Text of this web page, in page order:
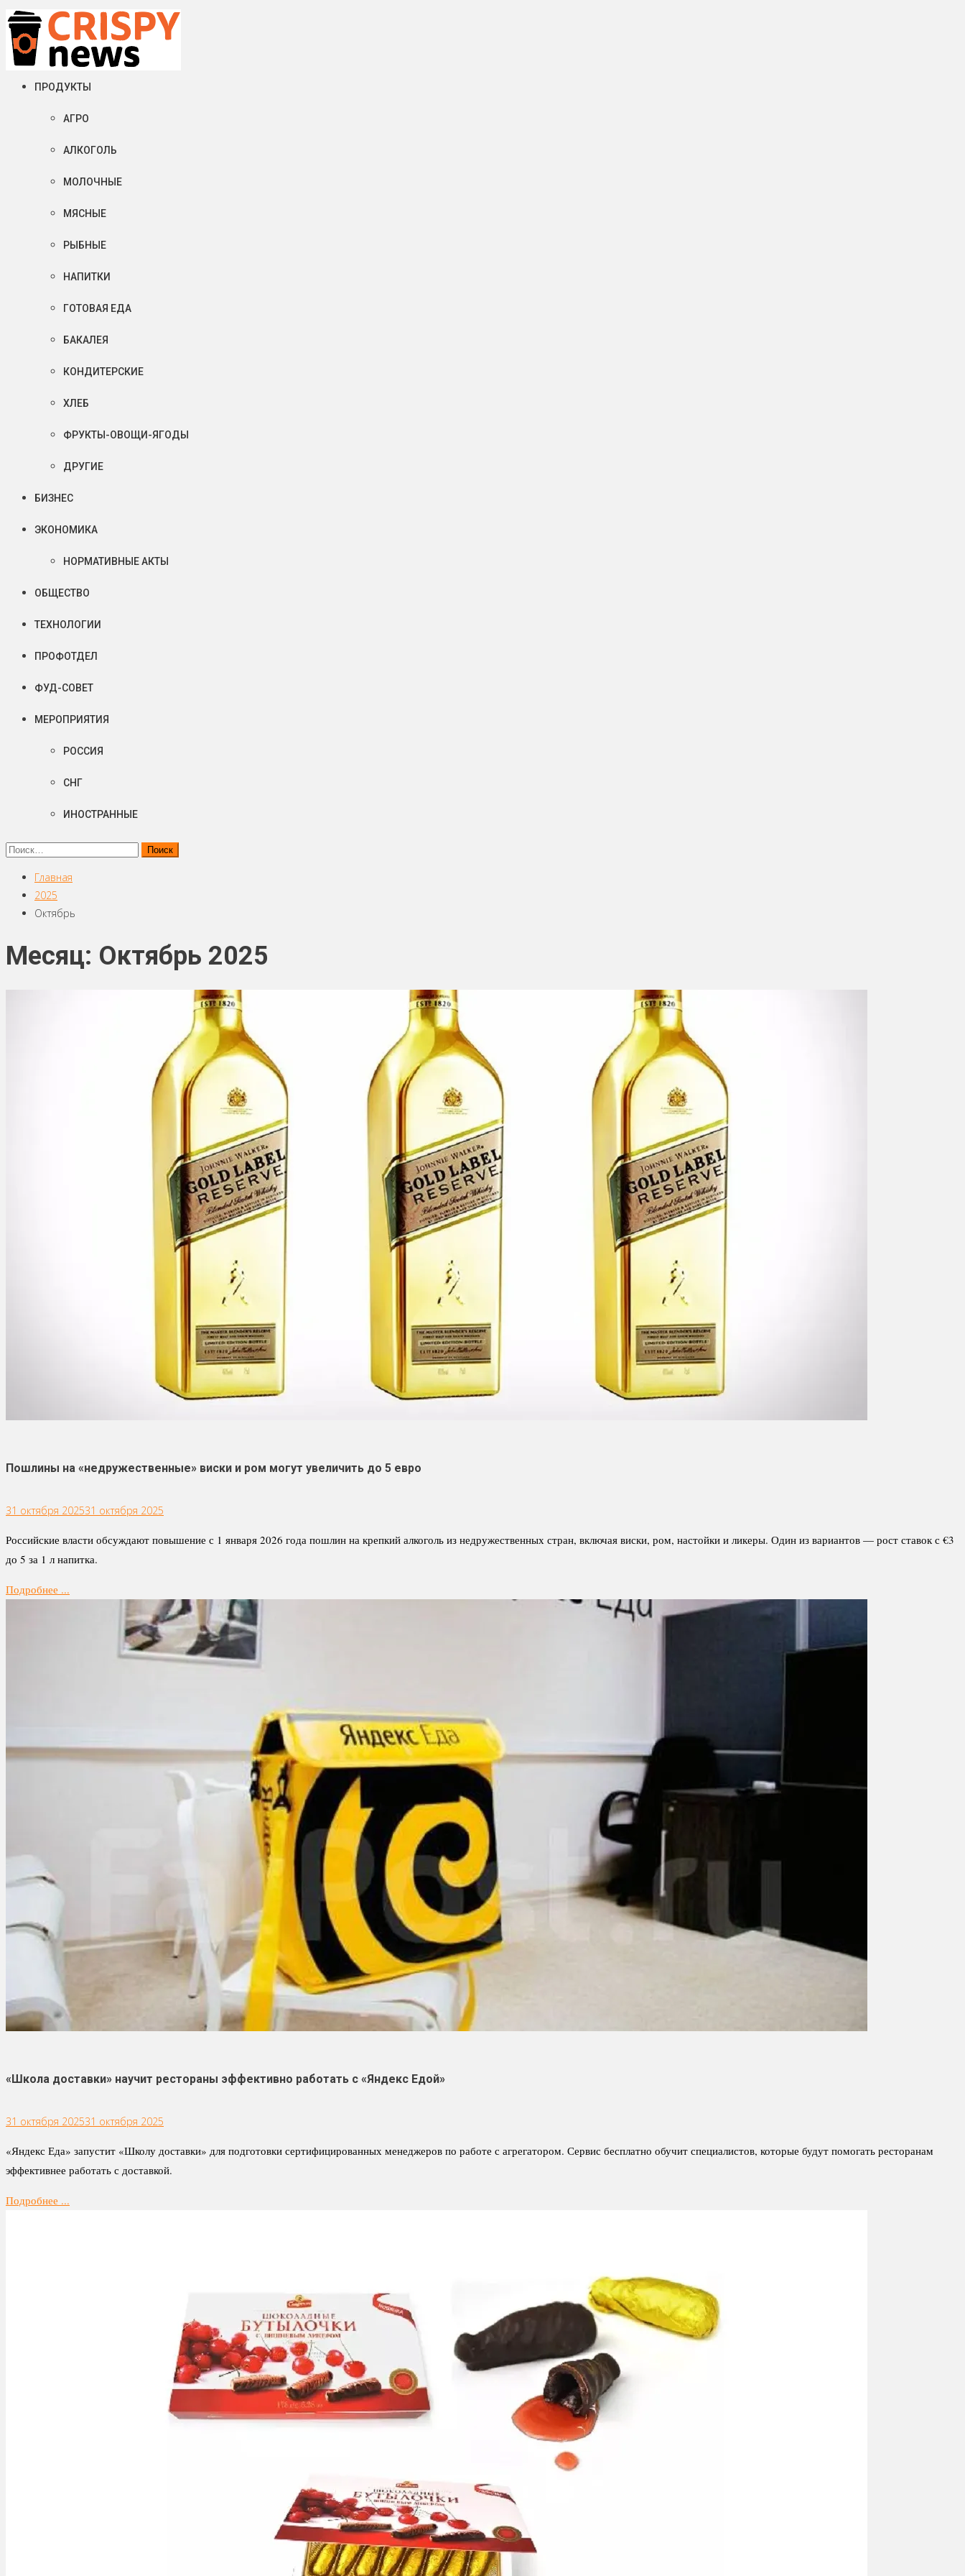
Пятница, 07 августа, 2026
Crispy News/Криспи Ньюс
События и тенденции рынка пищевой промышленности в России и мире
ПРОДУКТЫ
АГРО
АЛКОГОЛЬ
МОЛОЧНЫЕ
МЯСНЫЕ
РЫБНЫЕ
НАПИТКИ
ГОТОВАЯ ЕДА
БАКАЛЕЯ
КОНДИТЕРСКИЕ
ХЛЕБ
ФРУКТЫ-ОВОЩИ-ЯГОДЫ
ДРУГИЕ
БИЗНЕС
ЭКОНОМИКА
НОРМАТИВНЫЕ АКТЫ
ОБЩЕСТВО
ТЕХНОЛОГИИ
ПРОФОТДЕЛ
ФУД-СОВЕТ
МЕРОПРИЯТИЯ
РОССИЯ
СНГ
ИНОСТРАННЫЕ
Найти:
Главная
2025
Октябрь
Месяц: Октябрь 2025
Пошлины на «недружественные» виски и ром могут увеличить до 5 евро
31 октября 202531 октября 2025
Российские власти обсуждают повышение с 1 января 2026 года пошлин на крепкий алкоголь из недружественных стран, включая виски, ром, настойки и ликеры. Один из вариантов — рост ставок с €3
до 5 за 1 л напитка.
Подробнее ...
«Школа доставки» научит рестораны эффективно работать с «Яндекс Едой»
31 октября 202531 октября 2025
«Яндекс Еда» запустит «Школу доставки» для подготовки сертифицированных менеджеров по работе с агрегатором. Сервис бесплатно обучит специалистов, которые будут помогать ресторанам
эффективнее работать с доставкой.
Подробнее ...